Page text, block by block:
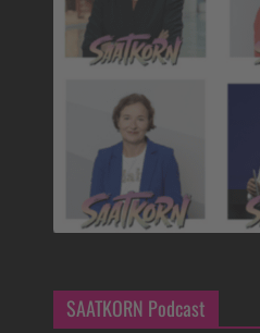
SAATKORN Podcast